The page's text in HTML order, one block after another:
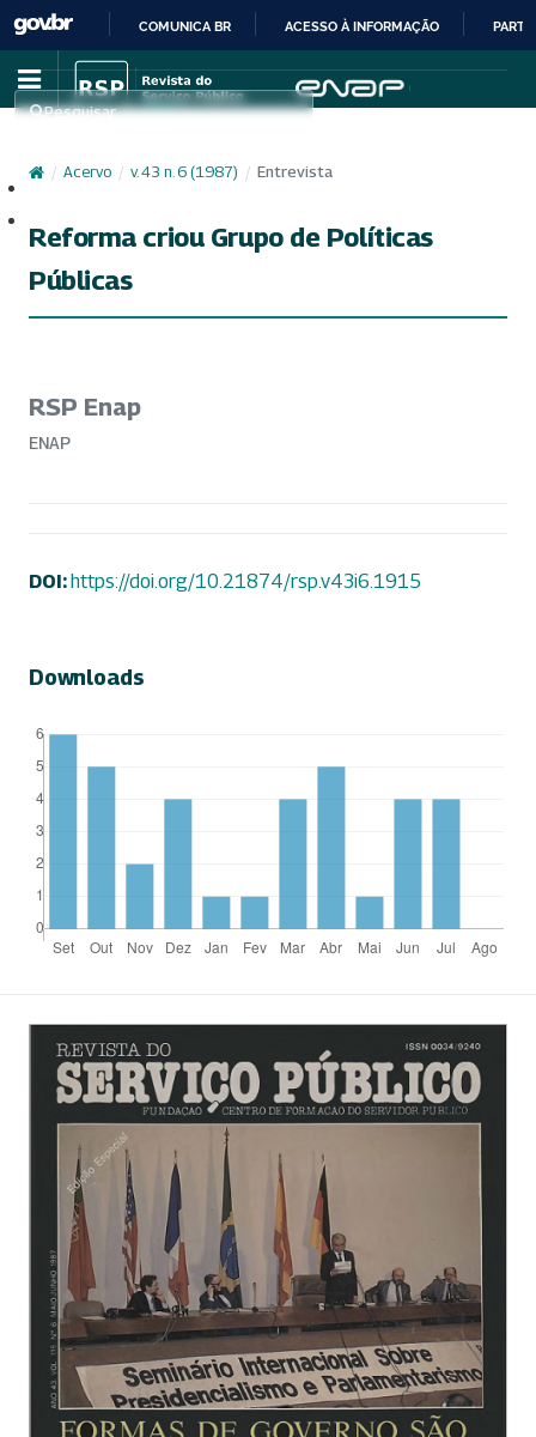
IR
PARA
CONTEÚDO
COMUNICA BR ACESSO À INFORMAÇÃO
Pesquisar
/ Acervo / v. 43 n. 6 (1987) / Entrevista
Reforma criou Grupo de Políticas
Públicas
RSP Enap
ENAP
DOI:https://doi.org/10.21874/rsp.v43i6.1915
Downloads